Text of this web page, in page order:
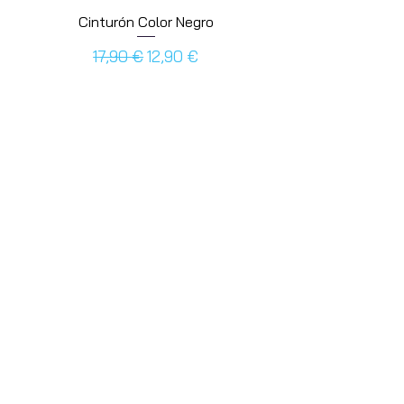
Cinturón Color Negro
Prezzo regolare
17,90 €Prezzo scontato
12,90 €